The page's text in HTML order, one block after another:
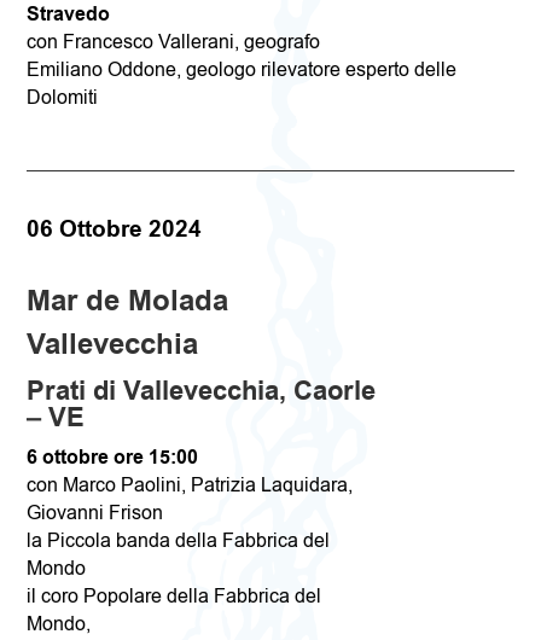
Stravedo
con Francesco Vallerani, geografo
Emiliano Oddone, geologo rilevatore esperto delle
Dolomiti
06 Ottobre 2024
Mar de Molada
Vallevecchia
Prati di Vallevecchia, Caorle
– VE
6 ottobre ore 15:00
con Marco Paolini, Patrizia Laquidara,
Giovanni Frison
la Piccola banda della Fabbrica del
Mondo
il coro Popolare della Fabbrica del
Mondo,